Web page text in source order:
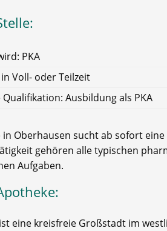
PKA
Voll- oder Teilzeit
Ausbildung als PKA
in Oberhausen sucht ab sofort
gehören alle typischen
Aufgaben.
eine kreisfreie Großstadt im